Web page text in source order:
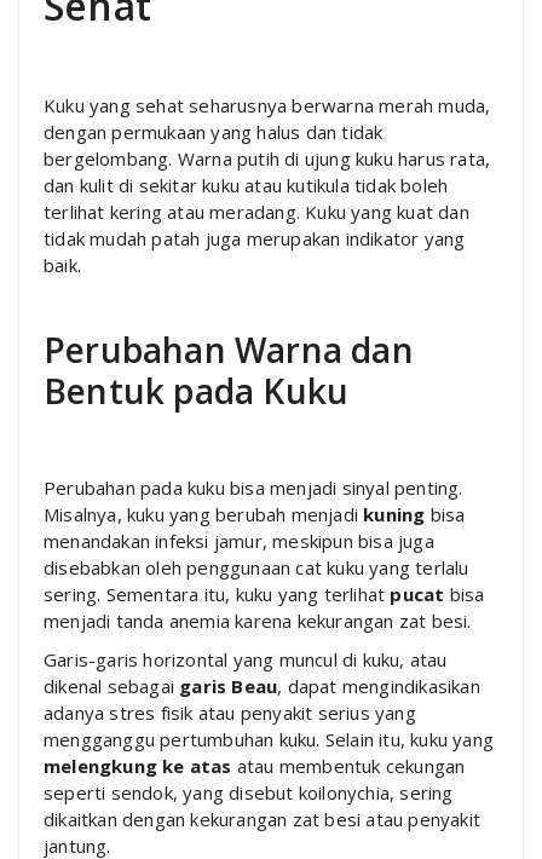
Kuku yang sehat seharusnya berwarna merah muda,
dengan permukaan yang halus dan tidak
bergelombang. Warna putih di ujung kuku harus rata,
dan kulit di sekitar kuku atau kutikula tidak boleh
terlihat kering atau meradang. Kuku yang kuat dan
tidak mudah patah juga merupakan indikator yang
baik.
Perubahan Warna dan
Bentuk pada Kuku
Perubahan pada kuku bisa menjadi sinyal penting.
Misalnya, kuku yang berubah menjadi kuning bisa
menandakan infeksi jamur, meskipun bisa juga
disebabkan oleh penggunaan cat kuku yang terlalu
sering. Sementara itu, kuku yang terlihat pucat bisa
menjadi tanda anemia karena kekurangan zat besi.
Garis-garis horizontal yang muncul di kuku, atau
dikenal sebagai garis Beau, dapat mengindikasikan
adanya stres fisik atau penyakit serius yang
mengganggu pertumbuhan kuku. Selain itu, kuku yang
melengkung ke atas atau membentuk cekungan
seperti sendok, yang disebut koilonychia, sering
dikaitkan dengan kekurangan zat besi atau penyakit
jantung.